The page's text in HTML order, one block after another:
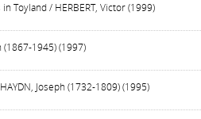
Toyland / HERBERT, Victor (1999)
(1867-1945) (1997)
Joseph (1732-1809) (1995)